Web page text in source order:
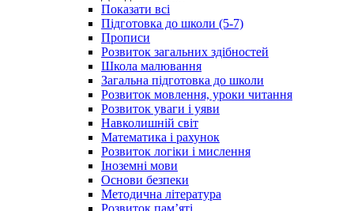
Показати всі
Підготовка до школи (5-7)
Прописи
Розвиток загальних здібностей
Школа малювання
Загальна підготовка до школи
Розвиток мовлення, уроки читання
Розвиток уваги і уяви
Навколишній світ
Математика і рахунок
Розвиток логіки і мислення
Іноземні мови
Основи безпеки
Методична література
Розвиток пам’яті